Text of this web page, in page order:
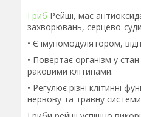
Гриб Рейші, має
захворювань, серцево-
• Є імуномодулятором,
• Повертає організм у
раковими клітинами.
• Регулює різні клітинні
нервову та травну